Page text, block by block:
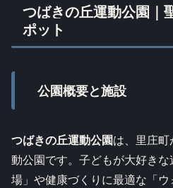
つばきの丘運動公園｜
ポット
公園概要と施設
つばきの丘運動公園は、里庄
動公園です。子どもが大好き
場」や健康づくりに最適な「